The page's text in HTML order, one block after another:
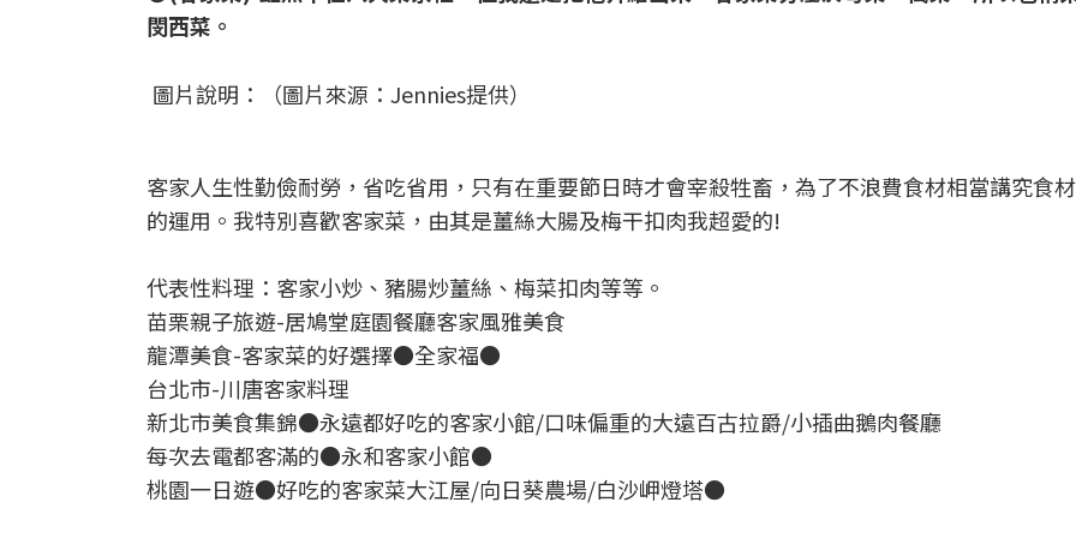
閔西菜。
圖片說明：（圖片來源：Jennies提供）
客家人生性勤儉耐勞，省吃省用，只有在重要節日時才會宰殺牲畜，為了不浪費食材相當講究食
的運用。我特別喜歡客家菜，由其是薑絲大腸及梅干扣肉我超愛的!
代表性料理：客家小炒、豬腸炒薑絲、梅菜扣肉等等。
苗栗親子旅遊-居鳩堂庭園餐廳客家風雅美食
龍潭美食-客家菜的好選擇●全家福●
台北市-川唐客家料理
新北市美食集錦●永遠都好吃的客家小館/口味偏重的大遠百古拉爵/小插曲鵝肉餐廳
每次去電都客滿的●永和客家小館●
桃園一日遊●好吃的客家菜大江屋/向日葵農場/白沙岬燈塔●